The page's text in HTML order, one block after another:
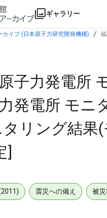
ギャラリー
イブ (日本原子力研究開発機構)
子力発電所
発電所 モニ
タリング結果
]
震災への備え 被災